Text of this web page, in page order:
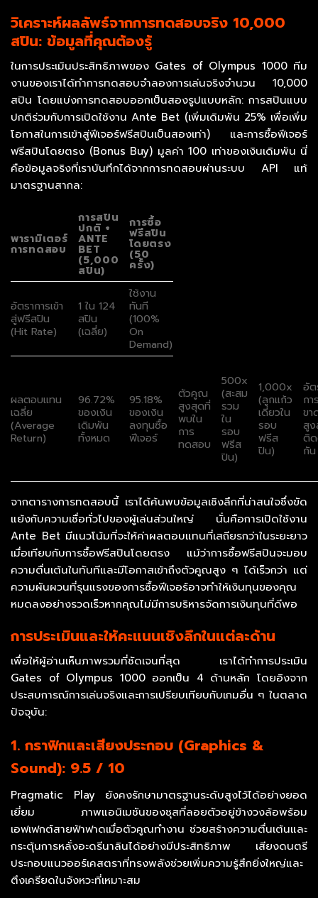
วิเคราะห์ผลลัพธ์จากการทดสอบจริง 10,000
สปิน: ข้อมูลที่คุณต้องรู้
ในการประเมินประสิทธิภาพของ Gates of Olympus 1000 ทีม
งานของเราได้ทำการทดสอบจำลองการเล่นจริงจำนวน 10,000
สปิน โดยแบ่งการทดสอบออกเป็นสองรูปแบบหลัก: การสปินแบบ
ปกติร่วมกับการเปิดใช้งาน Ante Bet (เพิ่มเดิมพัน 25% เพื่อเพิ่ม
โอกาสในการเข้าสู่ฟีเจอร์ฟรีสปินเป็นสองเท่า) และการซื้อฟีเจอร์
ฟรีสปินโดยตรง (Bonus Buy) มูลค่า 100 เท่าของเงินเดิมพัน นี่
คือข้อมูลจริงที่เราบันทึกได้จากการทดสอบผ่านระบบ API แท้
มาตรฐานสากล:
พารามิเตอร์
การทดสอบ
การสปิน
ปกติ +
ANTE
BET
(5,000
สปิน)
การซื้อ
ฟรีสปิน
โดยตรง
(50
ครั้ง)
อัตราการเข้า
สู่ฟรีสปิน
(Hit Rate)
1 ใน 124
สปิน
(เฉลี่ย)
ใช้งาน
ทันที
(100%
On
Demand)
ผลตอบแทน
เฉลี่ย
(Average
Return)
96.72%
ของเงิน
เดิมพัน
ทั้งหมด
95.18%
ของเงิน
ลงทุนซื้อ
ฟีเจอร์
ตัวคูณ
สูงสุดที่
พบใน
การ
ทดสอบ
500x
(สะสม
รวม
ใน
รอบ
ฟรีส
ปิน)
1,000x
(ลูกแก้ว
เดี่ยวใน
รอบ
ฟรีส
ปิน)
อัต
กา
ขา
สู
ติ
กัน
จากตารางการทดสอบนี้ เราได้ค้นพบข้อมูลเชิงลึกที่น่าสนใจซึ่งขัด
แย้งกับความเชื่อทั่วไปของผู้เล่นส่วนใหญ่ นั่นคือการเปิดใช้งาน
Ante Bet มีแนวโน้มที่จะให้ค่าผลตอบแทนที่เสถียรกว่าในระยะยาว
เมื่อเทียบกับการซื้อฟรีสปินโดยตรง แม้ว่าการซื้อฟรีสปินจะมอบ
ความตื่นเต้นในทันทีและมีโอกาสเข้าถึงตัวคูณสูง ๆ ได้เร็วกว่า แต่
ความผันผวนที่รุนแรงของการซื้อฟีเจอร์อาจทำให้เงินทุนของคุณ
หมดลงอย่างรวดเร็วหากคุณไม่มีการบริหารจัดการเงินทุนที่ดีพอ
การประเมินและให้คะแนนเชิงลึกในแต่ละด้าน
เพื่อให้ผู้อ่านเห็นภาพรวมที่ชัดเจนที่สุด เราได้ทำการประเมิน
Gates of Olympus 1000 ออกเป็น 4 ด้านหลัก โดยอิงจาก
ประสบการณ์การเล่นจริงและการเปรียบเทียบกับเกมอื่น ๆ ในตลาด
ปัจจุบัน:
1. กราฟิกและเสียงประกอบ (Graphics &
Sound): 9.5 / 10
Pragmatic Play ยังคงรักษามาตรฐานระดับสูงไว้ได้อย่างยอด
เยี่ยม ภาพแอนิเมชันของซุสที่ลอยตัวอยู่ข้างวงล้อพร้อม
เอฟเฟกต์สายฟ้าฟาดเมื่อตัวคูณทำงาน ช่วยสร้างความตื่นเต้นและ
กระตุ้นการหลั่งอะดรีนาลินได้อย่างมีประสิทธิภาพ เสียงดนตรี
ประกอบแนวออร์เคสตราที่ทรงพลังช่วยเพิ่มความรู้สึกยิ่งใหญ่และ
ตึงเครียดในจังหวะที่เหมาะสม